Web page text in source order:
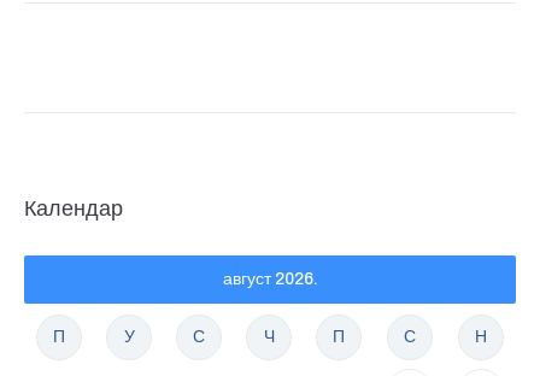
Календар
август 2026.
П У С Ч П С Н